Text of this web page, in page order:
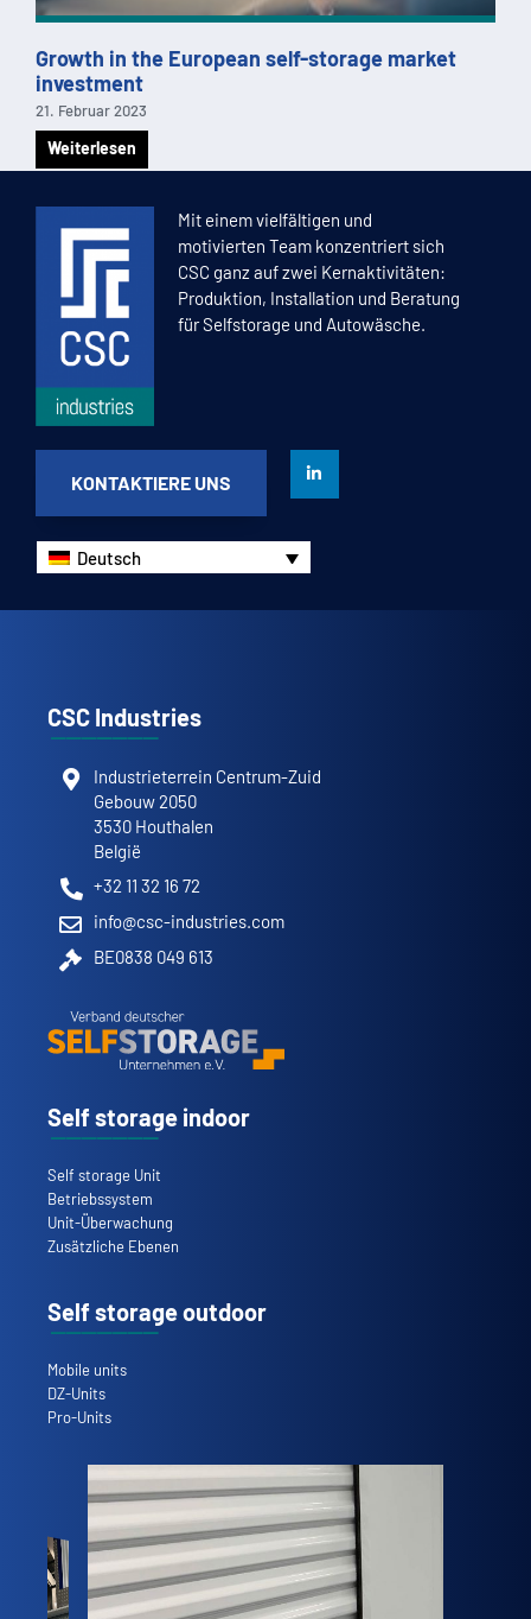
Growth in the European self-storage market
investment
21. Februar 2023
Weiterlesen
Mit einem vielfältigen und
motivierten Team konzentriert sich
CSC ganz auf zwei Kernaktivitäten:
Produktion, Installation und Beratung
für Selfstorage und Autowäsche.
KONTAKTIERE UNS
Deutsch
CSC Industries
Industrieterrein Centrum-Zuid
Gebouw 2050
3530 Houthalen
België
+32 11 32 16 72
info@csc-industries.com
BE0838 049 613
Self storage indoor
Self storage Unit
Betriebssystem
Unit-Überwachung
Zusätzliche Ebenen
Self storage outdoor
Mobile units
DZ-Units
Pro-Units